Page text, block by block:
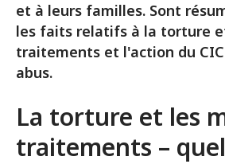
et à leurs familles. Sont
les faits relatifs à la torture
traitements et l'action du
abus.
La torture et les
traitements –